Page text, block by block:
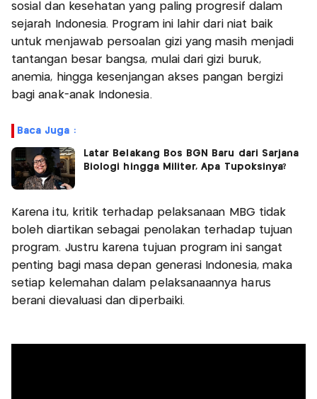
sosial dan kesehatan yang paling progresif dalam
sejarah Indonesia. Program ini lahir dari niat baik
untuk menjawab persoalan gizi yang masih menjadi
tantangan besar bangsa, mulai dari gizi buruk,
anemia, hingga kesenjangan akses pangan bergizi
bagi anak-anak Indonesia.
Baca Juga :
Latar Belakang Bos BGN Baru dari Sarjana
Biologi hingga Militer, Apa Tupoksinya?
Karena itu, kritik terhadap pelaksanaan MBG tidak
boleh diartikan sebagai penolakan terhadap tujuan
program. Justru karena tujuan program ini sangat
penting bagi masa depan generasi Indonesia, maka
setiap kelemahan dalam pelaksanaannya harus
berani dievaluasi dan diperbaiki.